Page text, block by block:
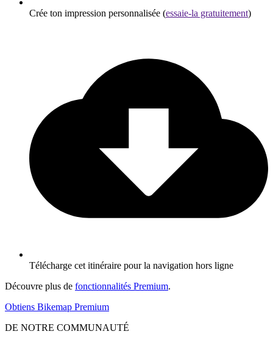
Crée ton impression personnalisée (essaie-la gratuitement)
Télécharge cet itinéraire pour la navigation hors ligne
Découvre plus de fonctionnalités Premium.
Obtiens Bikemap Premium
DE NOTRE COMMUNAUTÉ